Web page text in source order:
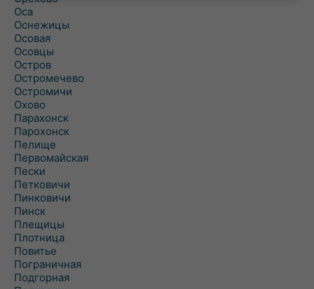
Оса
Оснежицы
Осовая
Осовцы
Остров
Остромечево
Остромичи
Охово
Парахонск
Парохонск
Пелище
Первомайская
Пески
Петковичи
Пинковичи
Пинск
Плещицы
Плотница
Повитье
Пограничная
Подгорная